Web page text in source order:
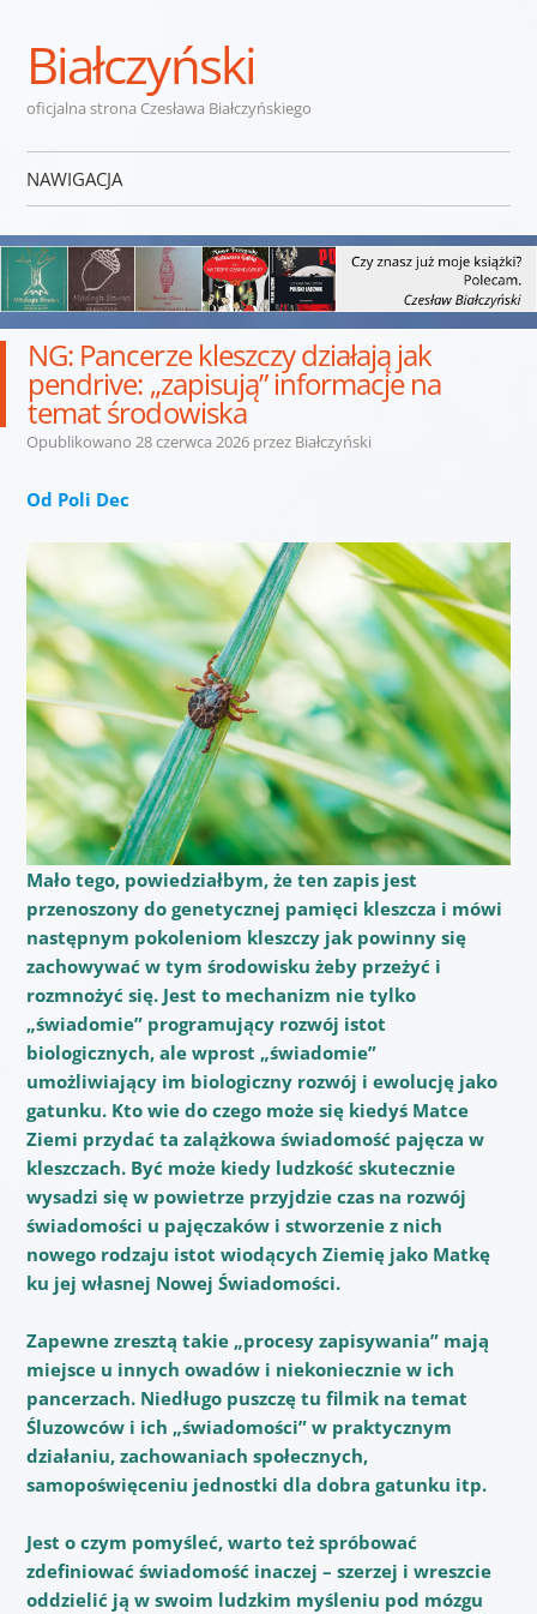
Białczyński
oficjalna strona Czesława Białczyńskiego
NAWIGACJA
NG: Pancerze kleszczy działają jak
pendrive: „zapisują” informacje na
temat środowiska
Opublikowano 28 czerwca 2026przez Białczyński
Od Poli Dec
Mało tego, powiedziałbym, że ten zapis jest
przenoszony do genetycznej pamięci kleszcza i mówi
następnym pokoleniom kleszczy jak powinny się
zachowywać w tym środowisku żeby przeżyć i
rozmnożyć się. Jest to mechanizm nie tylko
„świadomie” programujący rozwój istot
biologicznych, ale wprost „świadomie”
umożliwiający im biologiczny rozwój i ewolucję jako
gatunku. Kto wie do czego może się kiedyś Matce
Ziemi przydać ta zalążkowa świadomość pajęcza w
kleszczach. Być może kiedy ludzkość skutecznie
wysadzi się w powietrze przyjdzie czas na rozwój
świadomości u pajęczaków i stworzenie z nich
nowego rodzaju istot wiodących Ziemię jako Matkę
ku jej własnej Nowej Świadomości.
Zapewne zresztą takie „procesy zapisywania” mają
miejsce u innych owadów i niekoniecznie w ich
pancerzach. Niedługo puszczę tu filmik na temat
Śluzowców i ich „świadomości” w praktycznym
działaniu, zachowaniach społecznych,
samopoświęceniu jednostki dla dobra gatunku itp.
Jest o czym pomyśleć, warto też spróbować
zdefiniować świadomość inaczej – szerzej i wreszcie
oddzielić ją w swoim ludzkim myśleniu pod mózgu